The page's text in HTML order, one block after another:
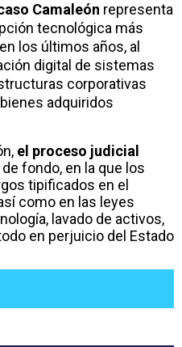
Camaleón representa
tecnológica más
los últimos años, al
digital de sistemas
corporativas
adquiridos
el proceso judicial
fondo, en la que los
tipificados en el
como en las leyes
lavado de activos,
en perjuicio del Estado